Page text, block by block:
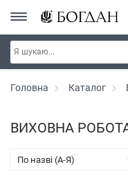
Головна Каталог
ВИХОВНА
По назві (A-Я)